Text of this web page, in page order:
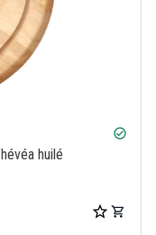
check_circle
huilé